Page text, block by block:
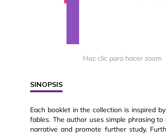
Haz clic para hacer zoom
SINOPSIS
Each booklet in the collection is inspired
fables. The author uses simple phrasing
narrative and promote further study.